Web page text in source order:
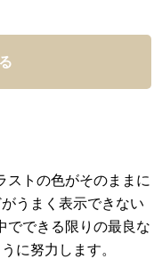
ストの色がそのままに
うまく表示できない
でできる限りの最良な
に努力します。